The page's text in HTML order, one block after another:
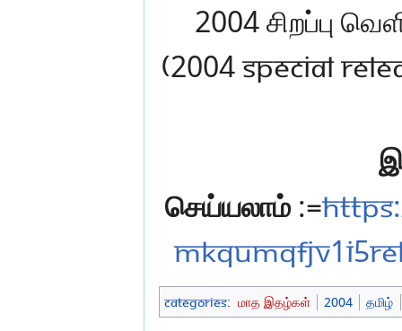
2004 சிறப்பு
(2004 Special
செய்யலாம்:=
Categories: மாத இதழ்கள் 2004 தமிழ்